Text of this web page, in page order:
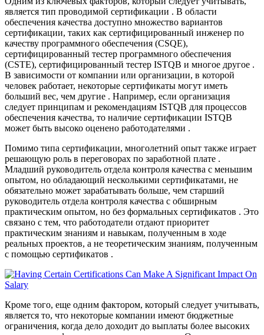
является тип проводимой сертификации . В области
обеспечения качества доступно множество вариантов
сертификации, таких как сертифицированный инженер по
качеству программного обеспечения (CSQE),
сертифицированный тестер программного обеспечения
(CSTE), сертифицированный тестер ISTQB и многое другое .
В зависимости от компании или организации, в которой
человек работает, некоторые сертификаты могут иметь
больший вес, чем другие . Например, если организация
следует принципам и рекомендациям ISTQB для процессов
обеспечения качества, то наличие сертификации ISTQB
может быть высоко оценено работодателями .
Помимо типа сертификации, многолетний опыт также играет
решающую роль в переговорах по заработной плате .
Младший руководитель отдела контроля качества с меньшим
опытом, но обладающий несколькими сертификатами, не
обязательно может зарабатывать больше, чем старший
руководитель отдела контроля качества с обширным
практическим опытом, но без формальных сертификатов . Это
связано с тем, что работодатели отдают приоритет
практическим знаниям и навыкам, полученным в ходе
реальных проектов, а не теоретическим знаниям, полученным
с помощью сертификатов .
Кроме того, еще одним фактором, который следует учитывать,
является то, что некоторые компании имеют бюджетные
ограничения, когда дело доходит до выплаты более высоких